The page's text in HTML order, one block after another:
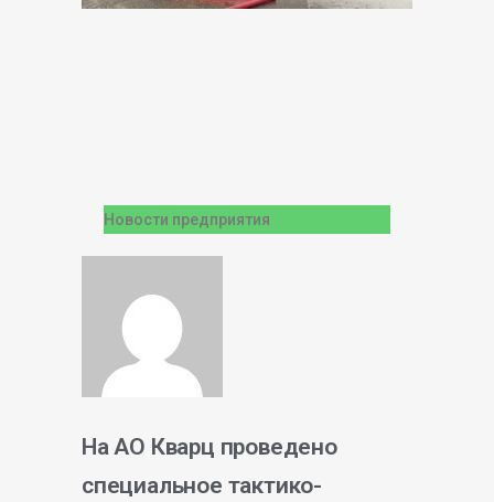
Новости предприятия
На АО Кварц проведено
специальное тактико-